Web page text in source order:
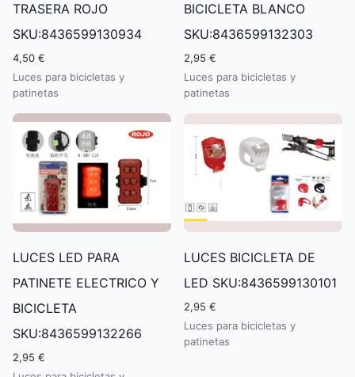
TRASERA ROJO
SKU:8436599130934
4,50 €
Luces para bicicletas y
patinetas
BICICLETA BLANCO
SKU:8436599132303
2,95 €
Luces para bicicletas y
patinetas
LUCES LED PARA
PATINETE ELECTRICO Y
BICICLETA
SKU:8436599132266
2,95 €
LUCES BICICLETA DE
LED SKU:8436599130101
2,95 €
Luces para bicicletas y
patinetas